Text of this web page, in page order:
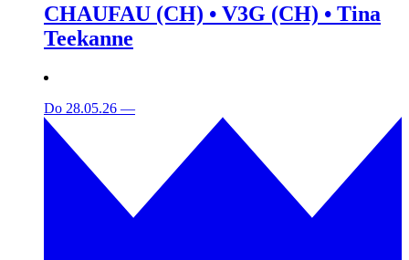
CHAUFAU (CH) • V3G (CH) • Tina
Teekanne
Do 28.05.26 —